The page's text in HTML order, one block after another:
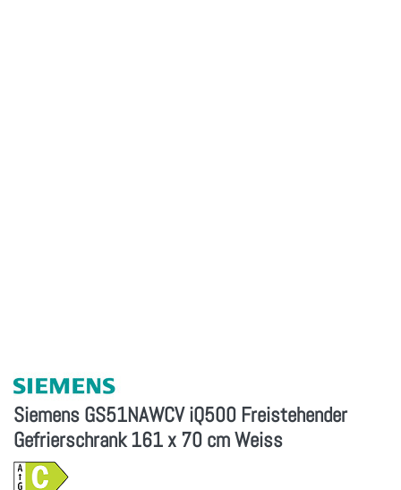
Siemens GS51NAWCV iQ500 Freistehender
Gefrierschrank 161 x 70 cm Weiss